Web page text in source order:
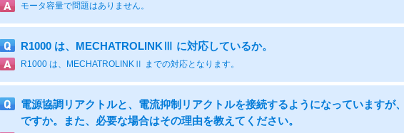
モータ容量で問題はありません。
R1000 は、MECHATROLINKⅢ に対応しているか。
R1000 は、MECHATROLINKⅡ までの対応となります。
電源協調リアクトルと、電流抑制リアクトルを接続するようになっていますが
ですか。また、必要な場合はその理由を教えてください。